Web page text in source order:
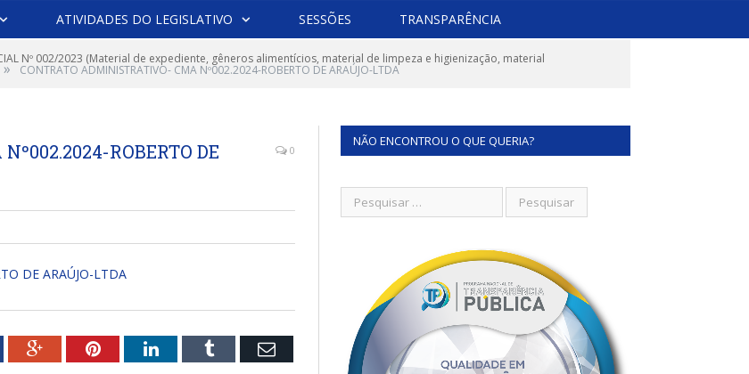
ATIVIDADES DO LEGISLATIVO SESSÕES TRANSPARÊNCIA
Nº 002/2023 (Material de expediente, gêneros alimentícios, material de limpeza e higienização, material
» CONTRATO ADMINISTRATIVO- CMA Nº002.2024-ROBERTO DE ARAÚJO-LTDA
ROBERTO DE
0
DE ARAÚJO-LTDA
Google+PinterestLinkedInTumblr Email
NÃO ENCONTROU O QUE QUERIA?